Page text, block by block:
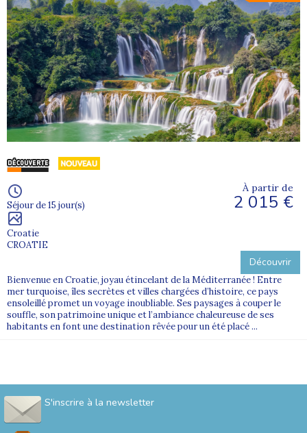
Séjour de 15 jour(s)
Croatie
CROATIE
À partir de
2 015 €
Découvrir
Bienvenue en Croatie, joyau étincelant de la Méditerranée ! Entre
mer turquoise, îles secrètes et villes chargées d’histoire, ce pays
ensoleillé promet un voyage inoubliable. Ses paysages à couper le
souffle, son patrimoine unique et l’ambiance chaleureuse de ses
habitants en font une destination rêvée pour un été placé ...
S'inscrire à la newsletter